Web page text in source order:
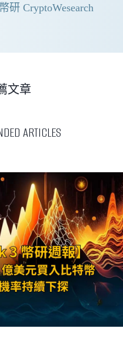
研 CryptoWesearch
ARTICLES
文章